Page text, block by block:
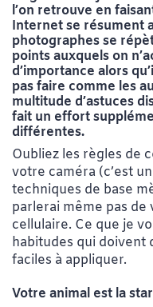
l’on retrouve en
Internet se résument
photographes se
points auxquels on
d’importance alors
pas faire comme les
multitude d’astuces
fait un effort
différentes.
Oubliez les règles de
votre caméra (c’est
techniques de base
parlerai même pas
cellulaire. Ce que je
habitudes qui doivent
faciles à appliquer.
Votre animal est la star